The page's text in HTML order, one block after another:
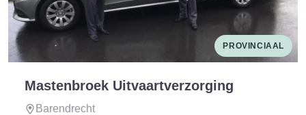
PROVINCIAAL
Mastenbroek Uitvaartverzorging
Barendrecht